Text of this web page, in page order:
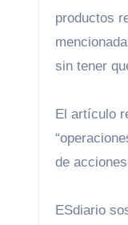
productos
sin tener
El artículo
de
ESdiario